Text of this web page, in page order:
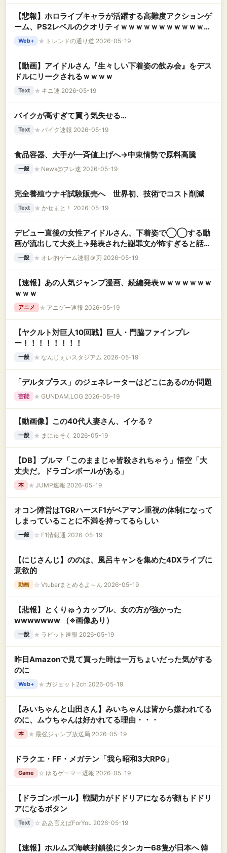
【悲報】ホロライブキャラが活躍する高難度アクションゲ
ーム、PS2レベルのクオリティｗｗｗｗｗｗｗｗｗｗｗｗ
ｗｗ
Web+ ★ トレンドの通り道 2026-05-19
【動画】アイドルさん『生々しい下着姿の飲み会』をデス
ドルにリークされるｗｗｗｗ
Text ★ キニ速 2026-05-19
バイクが高すぎて買う気失せる…
Text ★ バイク速報 2026-05-19
食品容器、大手が一斉値上げへ→中東情勢で原料高騰
一般 ★ News@フレ速 2026-05-19
完全養殖ウナギ試験販売へ 世界初、技術でコスト削減
Text ★ かせまと！ 2026-05-19
デビュー直後の女性アイドルさん、下着姿で◯◯する動
画が流出して大炎上→発表された謝罪文が怖すぎると話題
に・・・
一般 ★ オレ的ゲーム速報＠刃 2026-05-19
【速報】あの人気ジャンプ漫画、続編発表ｗｗｗｗｗｗｗ
ｗｗｗ
アニメ ★ アニゲー速報 2026-05-19
【ヤクルト対巨人10回戦】巨人・門脇ファインプレ
ー！！！！！！！！
一般 ★ なんじぇいスタジアム 2026-05-19
「デルタプラス」のジェネレーターはどこにあるのか問題
芸能 ★ GUNDAM.LOG 2026-05-19
【動画像】この40代人妻さん、イケる？
一般 ★ まにゅそく 2026-05-19
【DB】ブルマ「このままじゃ皆殺されちゃう」悟空「大
丈夫だ。ドラゴンボールがある」
本 ★ JUMP速報 2026-05-19
オコン陣営はTGRハースF1がベアマン重視の体制になって
しまっていることに不満を持ってるらしい
一般 ☆ F1情報通 2026-05-19
【にじさんじ】ののは、風呂キャンを集めた4DXライブに
意欲的
動画 ☆ Vtuberまとめるよ～ん 2026-05-19
【悲報】とくりゅうカップル、女の方が強かった
wwwwwww （※画像あり）
一般 ★ ラビット速報 2026-05-19
昨日Amazonで見て買った時は一万ちょいだった気がする
のに
Web+ ★ ガジェット2ch 2026-05-19
【みいちゃんと山田さん】みいちゃんは皆から嫌われてる
のに、ムウちゃんは好かれてる理由・・・
本 ★ 最強ジャンプ放送局 2026-05-19
ドラクエ・FF・メガテン「我ら昭和3大RPG」
Game ☆ ゆるゲーマー遅報 2026-05-19
【ドラゴンボール】戦闘力がドドリアになるが顔もドドリ
アになるボタン
Text ☆ ああ言えばForYou 2026-05-19
【速報】ホルムズ海峡封鎖後にタンカー68隻が日本へ 韓